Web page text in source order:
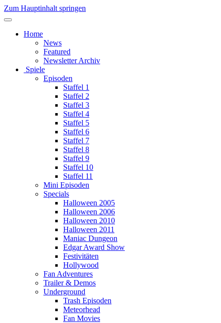
Zum Hauptinhalt springen
Home
News
Featured
Newsletter Archiv
Spiele
Episoden
Staffel 1
Staffel 2
Staffel 3
Staffel 4
Staffel 5
Staffel 6
Staffel 7
Staffel 8
Staffel 9
Staffel 10
Staffel 11
Mini Episoden
Specials
Halloween 2005
Halloween 2006
Halloween 2010
Halloween 2011
Maniac Dungeon
Edgar Award Show
Festivitäten
Hollywood
Fan Adventures
Trailer & Demos
Underground
Trash Episoden
Meteorhead
Fan Movies